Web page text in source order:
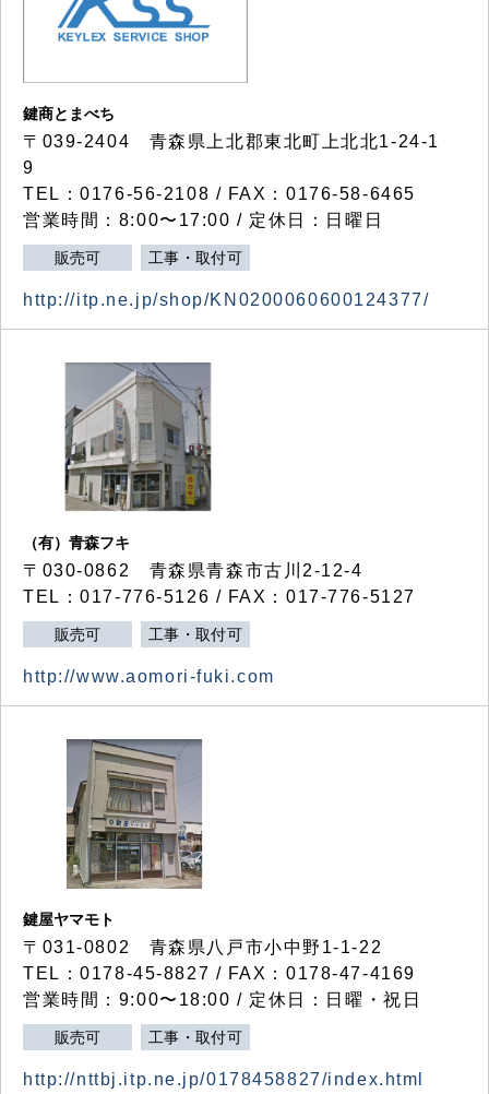
鍵商とまべち
〒039-2404 青森県上北郡東北町上北北1-24-1
9
TEL：0176-56-2108 / FAX：0176-58-6465
営業時間：8:00〜17:00 / 定休日：日曜日
販売可 工事・取付可
http://itp.ne.jp/shop/KN0200060600124377/
（有）青森フキ
〒030-0862 青森県青森市古川2-12-4
TEL：017-776-5126 / FAX：017-776-5127
販売可 工事・取付可
http://www.aomori-fuki.com
鍵屋ヤマモト
〒031-0802 青森県八戸市小中野1-1-22
TEL：0178-45-8827 / FAX：0178-47-4169
営業時間：9:00〜18:00 / 定休日：日曜・祝日
販売可 工事・取付可
http://nttbj.itp.ne.jp/0178458827/index.html